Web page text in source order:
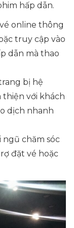
hấp dẫn.
online thông
truy cập vào
dẫn mà thao
bị hệ
thiện với khách
dịch nhanh
ngũ chăm sóc
đặt vé hoặc